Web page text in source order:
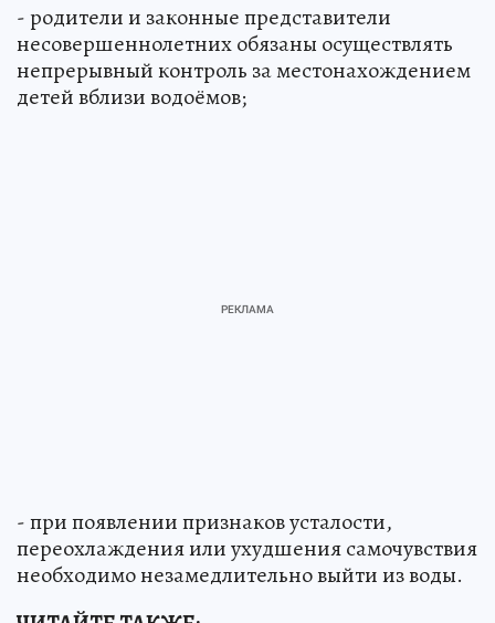
- родители и законные представители
несовершеннолетних обязаны осуществлять
непрерывный контроль за местонахождением
детей вблизи водоёмов;
- при появлении признаков усталости,
переохлаждения или ухудшения самочувствия
необходимо незамедлительно выйти из воды.